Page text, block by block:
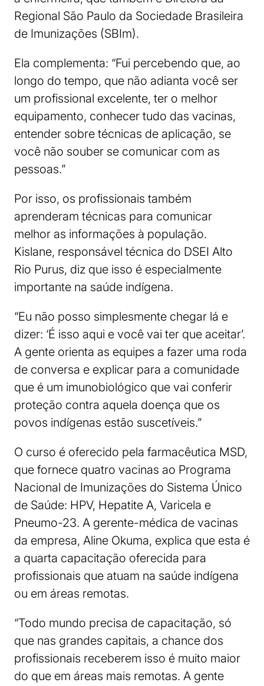
Regional São Paulo da Sociedade Brasileira
de Imunizações (SBIm).
Ela complementa: “Fui percebendo que, ao
longo do tempo, que não adianta você ser
um profissional excelente, ter o melhor
equipamento, conhecer tudo das vacinas,
entender sobre técnicas de aplicação, se
você não souber se comunicar com as
pessoas.”
Por isso, os profissionais também
aprenderam técnicas para comunicar
melhor as informações à população.
Kislane, responsável técnica do DSEI Alto
Rio Purus, diz que isso é especialmente
importante na saúde indígena.
“Eu não posso simplesmente chegar lá e
dizer: ‘É isso aqui e você vai ter que aceitar’.
A gente orienta as equipes a fazer uma roda
de conversa e explicar para a comunidade
que é um imunobiológico que vai conferir
proteção contra aquela doença que os
povos indígenas estão suscetíveis.”
O curso é oferecido pela farmacêutica MSD,
que fornece quatro vacinas ao Programa
Nacional de Imunizações do Sistema Único
de Saúde: HPV, ⁠Hepatite A, ⁠Varicela e
Pneumo-23. A gerente-médica de vacinas
da empresa, Aline Okuma, explica que esta é
a quarta capacitação oferecida para
profissionais que atuam na saúde indígena
ou em áreas remotas.
“Todo mundo precisa de capacitação, só
que nas grandes capitais, a chance dos
profissionais receberem isso é muito maior
do que em áreas mais remotas. A gente